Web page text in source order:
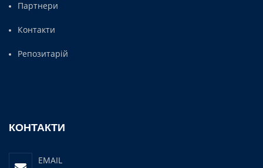
Партнери
Контакти
Репозитарій
КОНТАКТИ
EMAIL